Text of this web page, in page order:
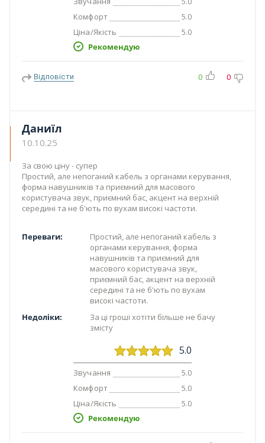
Комфорт 5.0
Ціна/Якість 5.0
Рекомендую
Відповісти 0 0
Даниїл
10.10.25
За свою ціну - супер
Простий, але непоганий кабель з органами керування,
форма навушників та приємний для масового
користувача звук, приємний бас, акцент на верхній
середині та не б'ють по вухам високі частоти.
Переваги:
Простий, але непоганий кабель з
органами керування, форма
навушників та приємний для
масового користувача звук,
приємний бас, акцент на верхній
середині та не б'ють по вухам
високі частоти.
Недоліки:
За ці гроші хотіти більше не бачу
змісту
5.0
Звучання 5.0
Комфорт 5.0
Ціна/Якість 5.0
Рекомендую